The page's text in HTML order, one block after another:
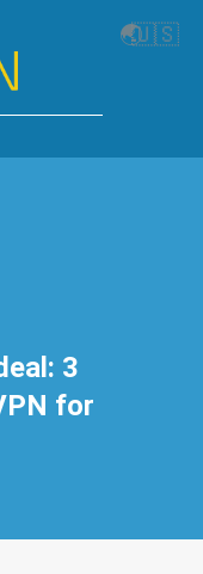
🌏🇺🇸
3
for